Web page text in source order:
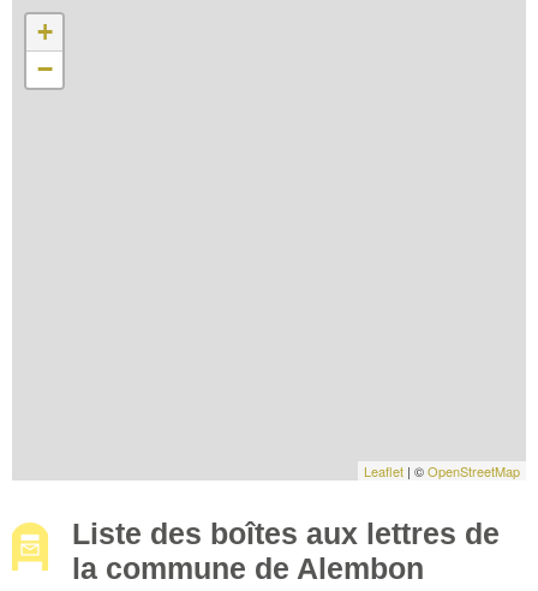
+
−
Leaflet | ©OpenStreetMap
Liste des boîtes aux lettres de
la commune de Alembon